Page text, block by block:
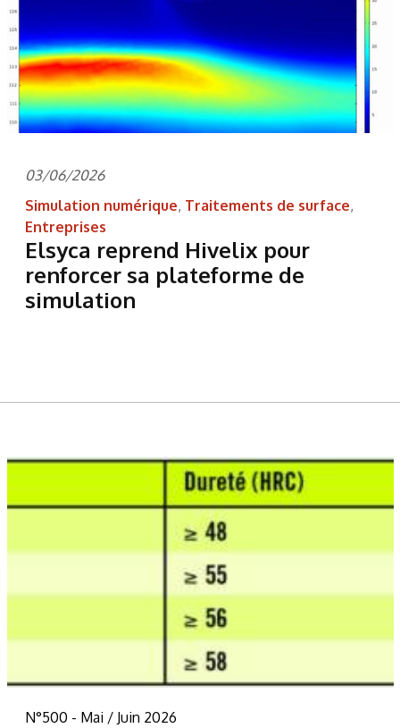
03/06/2026
Simulation numérique, Traitements de surface,
Entreprises
Elsyca reprend Hivelix pour
renforcer sa plateforme de
simulation
N°500 - Mai / Juin 2026